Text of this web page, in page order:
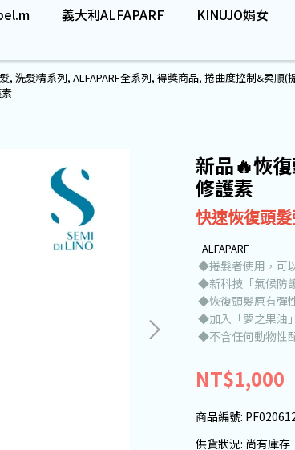
義大利ALFAPARF KINUJO娟女
, 洗髮精系列, ALFAPARF全系列, 得獎商品, 捲曲度控制&柔順(
新品🔥恢
修護素
快速恢復頭髮
ALFAPARF
◆捲髮者使用，可
◆新科技「氣候防
◆恢復頭髮原有彈
◆加入「夢之果油
◆不含任何動物性
NT$1,000
商品編號:
供貨狀況: 尚有庫存